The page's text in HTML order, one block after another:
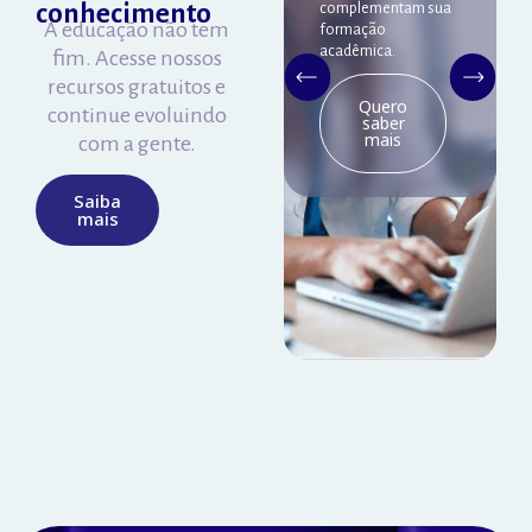
conhecimento
A educação não tem
fim. Acesse nossos
recursos gratuitos e
continue evoluindo
com a gente.
Saiba
mais
no nosso HUB!
Quero
saber
mais
complementam sua
formação
acadêmica.
Quero
saber
mais